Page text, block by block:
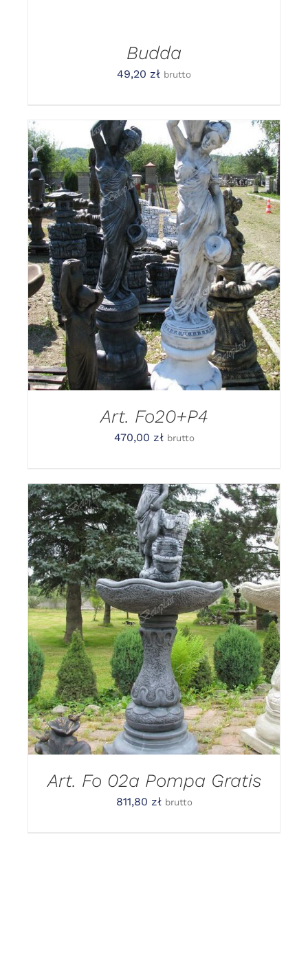
Budda
49,20 zł brutto
DODAJ DO KOSZYKA
/
DETAILS
Art. Fo20+P4
470,00 zł brutto
DODAJ DO KOSZYKA
/
DETAILS
Art. Fo 02a Pompa Gratis
811,80 zł brutto